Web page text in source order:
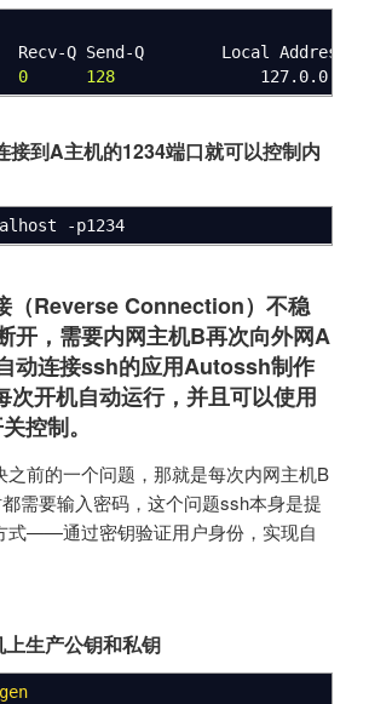
Q Send-Q Local
0 128 127.0.0.1:
接到A主机的1234端口就可以控制内
-p1234
（Reverse Connection）不稳
开，需要内网主机B再次向外网A
动连接ssh的应用Autossh制作
开机自动运行，并且可以使用
控制。
之前的一个问题，那就是每次内网主机B
需要输入密码，这个问题ssh本身是提
式——通过密钥验证用户身份，实现自
生产公钥和私钥